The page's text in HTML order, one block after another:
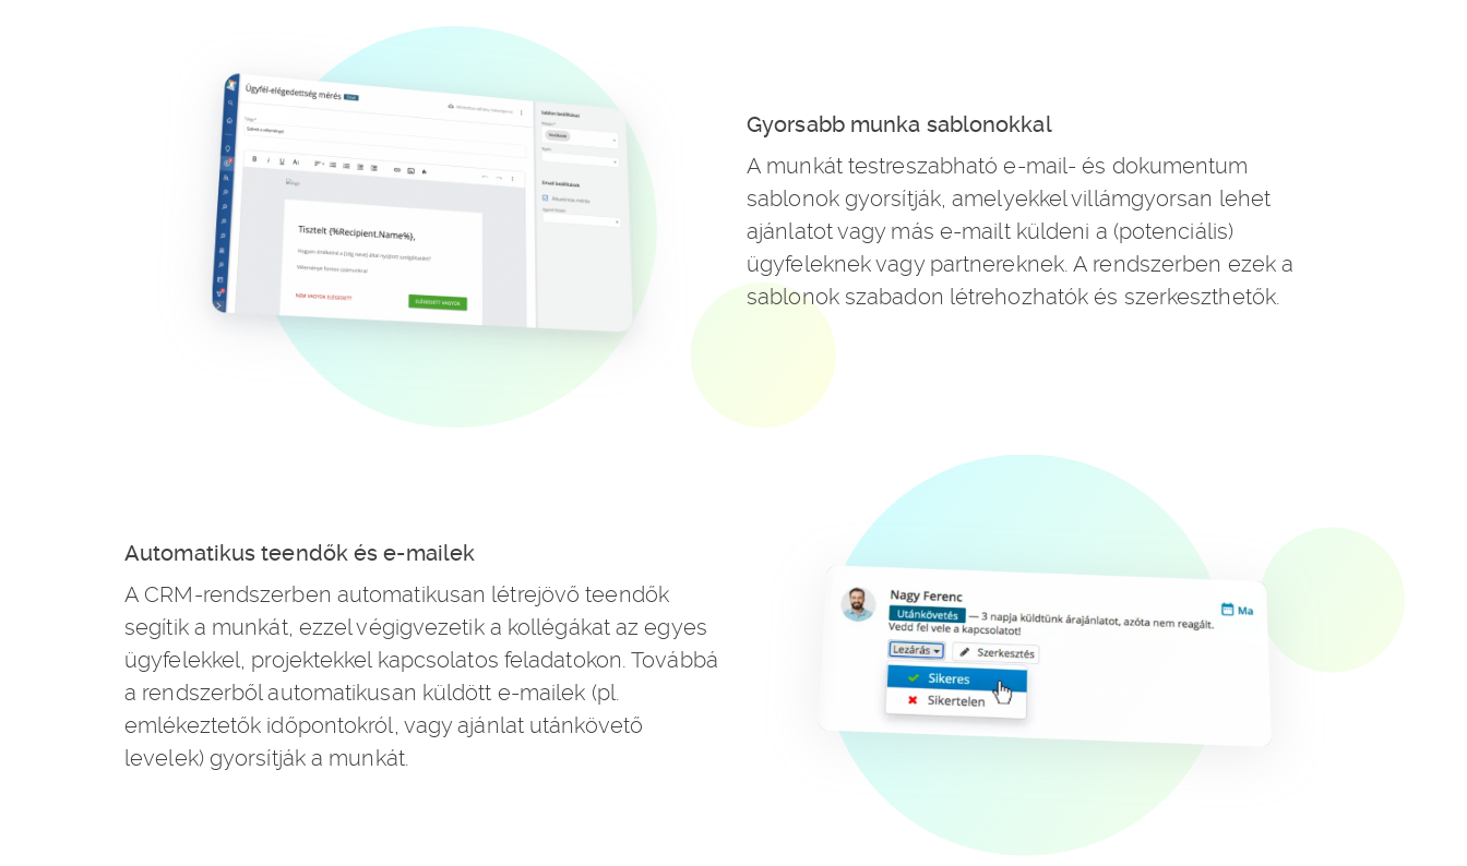
Gyorsabb munka sablonokkal
A munkát testreszabható e-mail- és dokumentum
sablonok gyorsítják, amelyekkel villámgyorsan lehet
ajánlatot vagy más e-mailt küldeni a (potenciális)
ügyfeleknek vagy partnereknek. A rendszerben ezek a
sablonok szabadon létrehozhatók és szerkeszthetők.
Automatikus teendők és e-mailek
A CRM-rendszerben automatikusan létrejövő teendők
segítik a munkát, ezzel végigvezetik a kollégákat az egyes
ügyfelekkel, projektekkel kapcsolatos feladatokon. Továbbá
a rendszerből automatikusan küldött e-mailek (pl.
emlékeztetők időpontokról, vagy ajánlat utánkövető
levelek) gyorsítják a munkát.